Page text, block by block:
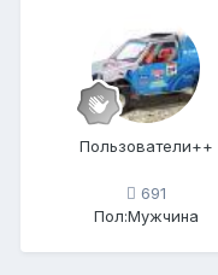
Пользователи++
691
Пол:Мужчина